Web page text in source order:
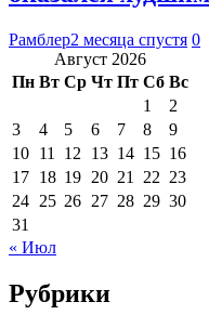
Рамблер2 месяца спустя 0
Август 2026
Пн Вт Ср Чт Пт Сб Вс
1
2
3
4 5 6 7 8
9
10 11 12 13 14 15 16
17 18 19 20 21 22 23
24 25 26 27 28 29 30
31
« Июл
Рубрики